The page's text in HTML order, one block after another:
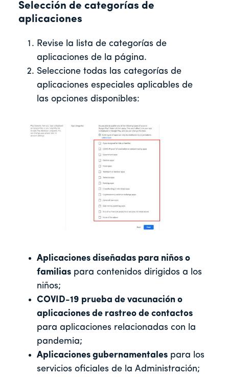
Selección de categorías de
aplicaciones
Revise la lista de categorías de
aplicaciones de la página.
Seleccione todas las categorías de
aplicaciones especiales aplicables de
las opciones disponibles:
Aplicaciones diseñadas para niños o
familias para contenidos dirigidos a los
niños;
COVID-19 prueba de vacunación o
aplicaciones de rastreo de contactos
para aplicaciones relacionadas con la
pandemia;
Aplicaciones gubernamentales para los
servicios oficiales de la Administración;